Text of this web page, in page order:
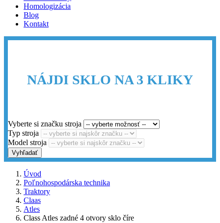
Homologizácia
Blog
Kontakt
NÁJDI SKLO NA 3 KLIKY
Vyberte si značku stroja
Typ stroja
Model stroja
Vyhľadať
Úvod
Poľnohospodárska technika
Traktory
Claas
Atles
Class Atles zadné 4 otvory sklo číre